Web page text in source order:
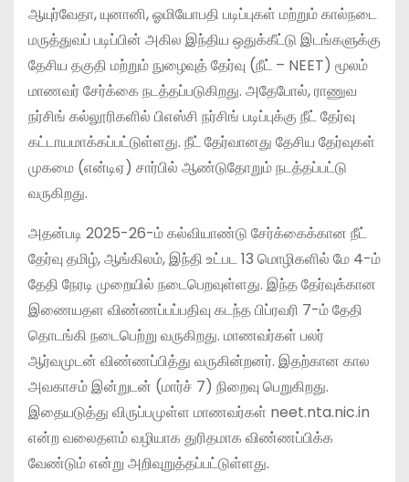
ஆயுர்வேதா, யுனானி, ஓமியோபதி படிப்புகள் மற்றும் கால்நடை
மருத்துவப் படிப்பின் அகில இந்திய ஒதுக்கீட்டு இடங்களுக்கு
தேசிய தகுதி மற்றும் நுழைவுத் தேர்வு (நீட் – NEET) மூலம்
மாணவர் சேர்க்கை நடத்தப்படுகிறது. அதேபோல், ராணுவ
நர்சிங் கல்லூரிகளில் பிஎஸ்சி நர்சிங் படிப்புக்கு நீட் தேர்வு
கட்டாயமாக்கப்பட்டுள்ளது. நீட் தேர்வானது தேசிய தேர்வுகள்
முகமை (என்டிஏ) சார்பில் ஆண்டுதோறும் நடத்தப்பட்டு
வருகிறது.
அதன்படி 2025-26-ம் கல்வியாண்டு சேர்க்கைக்கான நீட்
தேர்வு தமிழ், ஆங்கிலம், இந்தி உட்பட 13 மொழிகளில் மே 4-ம்
தேதி நேரடி முறையில் நடைபெறவுள்ளது. இந்த தேர்வுக்கான
இணையதள விண்ணப்பப்பதிவு கடந்த பிப்ரவரி 7-ம் தேதி
தொடங்கி நடைபெற்று வருகிறது. மாணவர்கள் பலர்
ஆர்வமுடன் விண்ணப்பித்து வருகின்றனர். இதற்கான கால
அவகாசம் இன்றுடன் (மார்ச் 7) நிறைவு பெறுகிறது.
இதையடுத்து விருப்பமுள்ள மாணவர்கள் neet.nta.nic.in
என்ற வலைதளம் வழியாக துரிதமாக விண்ணப்பிக்க
வேண்டும் என்று அறிவுறுத்தப்பட்டுள்ளது.